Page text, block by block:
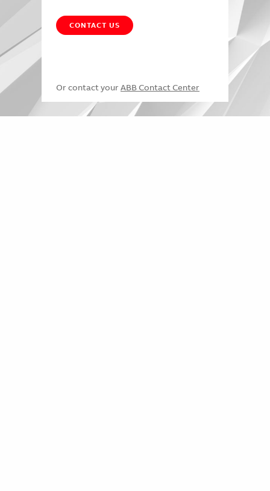
CONTACT US
Or contact your ABB Contact Center